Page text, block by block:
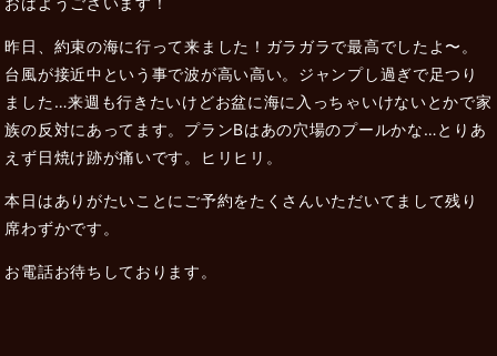
昨日、約束の海に行って来ました！ガラガラで最高でしたよ〜。
台風が接近中という事で波が高い高い。ジャンプし過ぎで足つり
ました…来週も行きたいけどお盆に海に入っちゃいけないとかで家
族の反対にあってます。プランBはあの穴場のプールかな…とりあ
えず日焼け跡が痛いです。ヒリヒリ。
本日はありがたいことにご予約をたくさんいただいてまして残り
席わずかです。
お電話お待ちしております。